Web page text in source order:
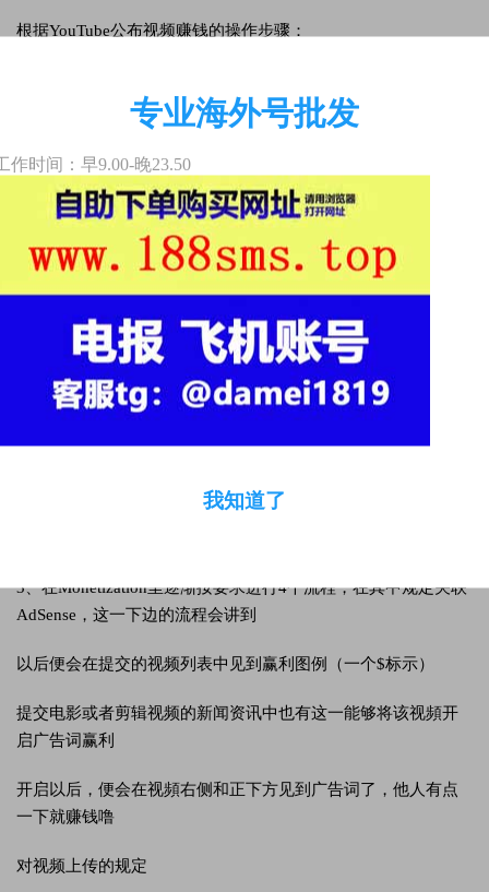
专业海外号批发
作时间：早9.00-晚23.50
我知道了
根据YouTube公布视频赚钱的操作步骤：
一般用Gmail电子邮箱就可以登录，Google商品全是通用性的。
要是没有能够立即申请注册一个gmail，提议取个简洁明了、易
记的原創姓名，此外添加关键词，便捷大家找到你的频道栏
申请注册好账户后，右上方的upload按键（向上的箭头）就可以
确定添加赢利方案（monetization）
在视频上传前，你需要添加赢利方案（monetization）流程以
2、点一下左边导航栏里的CHANNEL→点一下Status and
3、在Monetization里逐渐按要求进行4个流程，在其中规定关联
AdSense，这一下边的流程会讲到
以后便会在提交的视频列表中见到赢利图例（一个$标示）
提交电影或者剪辑视频的新闻资讯中也有这一能够将该视頻开
启广告词赢利
开启以后，便会在视頻右侧和正下方见到广告词了，他人有点
一下就赚钱噜
对视频上传的规定